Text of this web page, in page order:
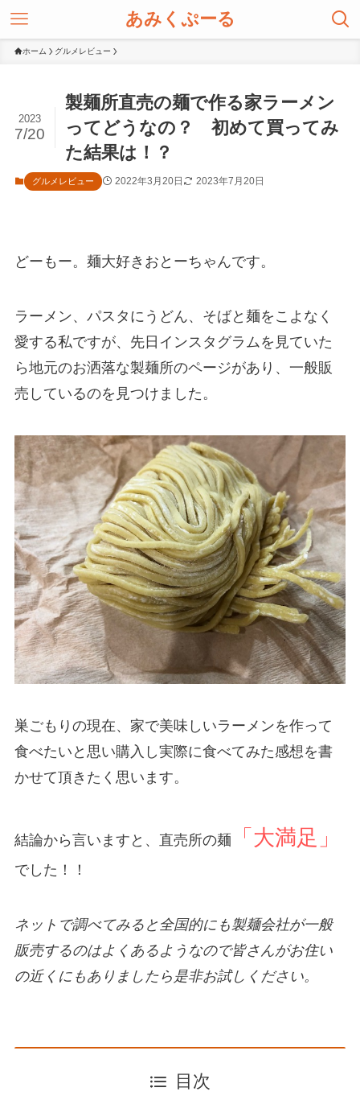
あみくぷーる
ホーム グルメレビュー
製麺所直売の麺で作る家ラーメン
ってどうなの？ 初めて買ってみ
た結果は！？
2023
7/20
グルメレビュー 2022年3月20日 2023年7月20日
どーもー。麺大好きおとーちゃんです。
ラーメン、パスタにうどん、そばと麺をこよなく
愛する私ですが、先日インスタグラムを見ていた
ら地元のお洒落な製麺所のページがあり、一般販
売しているのを見つけました。
巣ごもりの現在、家で美味しいラーメンを作って
食べたいと思い購入し実際に食べてみた感想を書
かせて頂きたく思います。
結論から言いますと、直売所の麺 「大満足」
でした！！
ネットで調べてみると全国的にも製麺会社が一般
販売するのはよくあるようなので皆さんがお住い
の近くにもありましたら是非お試しください。
目次